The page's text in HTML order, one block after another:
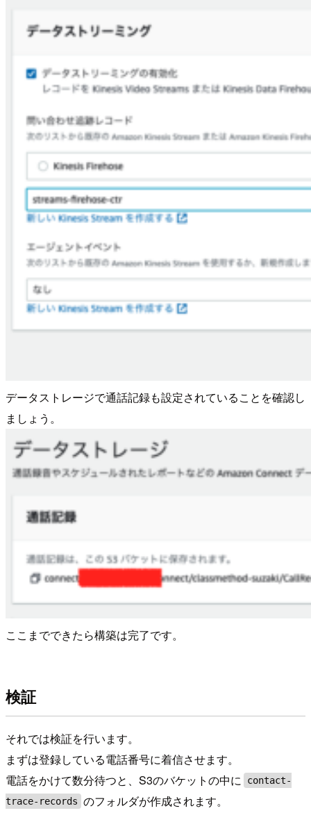
データストレージで通話記録も設定されていることを確認し
ましょう。
ここまでできたら構築は完了です。
検証
それでは検証を行います。
まずは登録している電話番号に着信させます。
電話をかけて数分待つと、S3のバケットの中に
contact-
trace-records のフォルダが作成されます。